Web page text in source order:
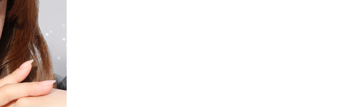
クーポン詳細